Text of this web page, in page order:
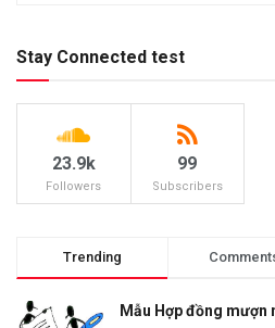
Stay Connected test
23.9k
Followers
99
Subscribers
Trending
Mẫu Hợp đồng mượn